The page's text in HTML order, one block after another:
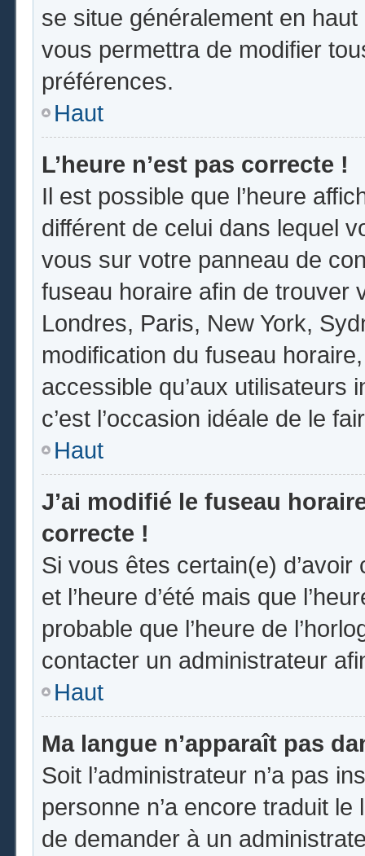
se situe généralement en
vous permettra de modifier
préférences.
Haut
L’heure n’est pas correcte !
Il est possible que l’heure
différent de celui dans lequel
vous sur votre panneau de
fuseau horaire afin de trouver
Londres, Paris, New York,
modification du fuseau
accessible qu’aux utilisateurs
c’est l’occasion idéale de le
Haut
J’ai modifié le fuseau
correcte !
Si vous êtes certain(e)
et l’heure d’été mais que
probable que l’heure de
contacter un administrateur
Haut
Ma langue n’apparaît pas
Soit l’administrateur n’a pas
personne n’a encore traduit
de demander à un